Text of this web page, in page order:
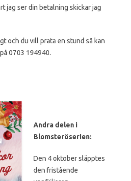
jag ser din betalning skickar jag
och du vill prata en stund så kan
0703 194940.
Andra delen i
Blomsteröserien:
Den 4 oktober släpptes
den fristående